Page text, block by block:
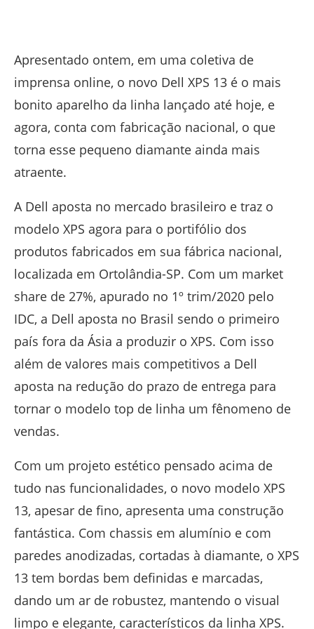
Apresentado ontem, em uma coletiva de
imprensa online, o novo Dell XPS 13 é o mais
bonito aparelho da linha lançado até hoje, e
agora, conta com fabricação nacional, o que
torna esse pequeno diamante ainda mais
atraente.
A Dell aposta no mercado brasileiro e traz o
modelo XPS agora para o portifólio dos
produtos fabricados em sua fábrica nacional,
localizada em Ortolândia-SP. Com um market
share de 27%, apurado no 1º trim/2020 pelo
IDC, a Dell aposta no Brasil sendo o primeiro
país fora da Ásia a produzir o XPS. Com isso
além de valores mais competitivos a Dell
aposta na redução do prazo de entrega para
tornar o modelo top de linha um fênomeno de
vendas.
Com um projeto estético pensado acima de
tudo nas funcionalidades, o novo modelo XPS
13, apesar de fino, apresenta uma construção
fantástica. Com chassis em alumínio e com
paredes anodizadas, cortadas à diamante, o XPS
13 tem bordas bem definidas e marcadas,
dando um ar de robustez, mantendo o visual
limpo e elegante, característicos da linha XPS.